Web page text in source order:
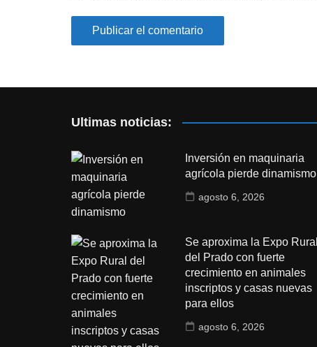
Ultimas noticias:
Inversión en maquinaria
agrícola pierde dinamismo
agosto 6, 2026
Se aproxima la Expo Rural
del Prado con fuerte
crecimiento en animales
inscriptos y casas nuevas
para ellos
agosto 6, 2026